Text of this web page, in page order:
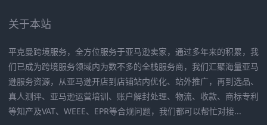
关于本站
平克曼跨境服务，全方位服务于亚马逊卖家，通过多年来的积累，我
们已成为跨境服务领域内为数不多的全栈服务商，我们汇聚海量亚马
逊服务资源，从亚马逊开店到店铺站内优化、站外推广，再到选品、
真人测评、亚马逊运营培训、账户解封处理、物流、收款、商标专利
等知产及VAT、WEEE、EPR等合规问题，我们都可以帮忙对接...